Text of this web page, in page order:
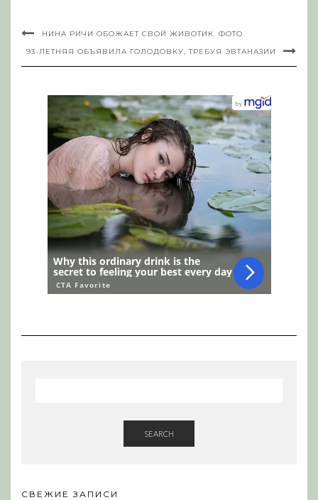
НИНА РИЧИ ОБОЖАЕТ СВОЙ ЖИВОТИК. ФОТО
93-ЛЕТНЯЯ ОБЪЯВИЛА ГОЛОДОВКУ, ТРЕБУЯ ЭВТАНАЗИИ
SEARCH
СВЕЖИЕ ЗАПИСИ